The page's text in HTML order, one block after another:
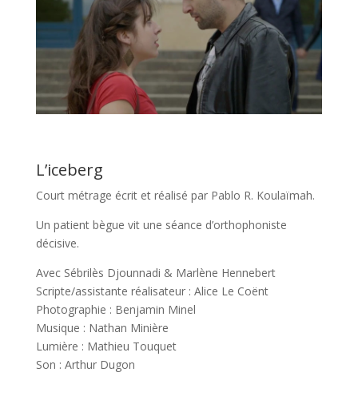
L’iceberg
Court métrage écrit et réalisé par Pablo R. Koulaïmah.
Un patient bègue vit une séance d’orthophoniste
décisive.
Avec Sébrilès Djounnadi & Marlène Hennebert
Scripte/assistante réalisateur : Alice Le Coënt
Photographie : Benjamin Minel
Musique : Nathan Minière
Lumière : Mathieu Touquet
Son : Arthur Dugon